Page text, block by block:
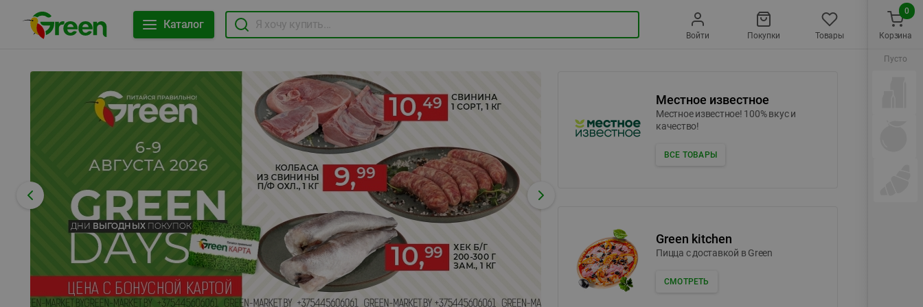
Каталог
Войти Покупки Товары
Местное известное
Местное известное! 100% вкус и
качество!
ВСЕ ТОВАРЫ
Green kitchen
Пицца c доставкой в Green
СМОТРЕТЬ
Корзина
0
Пусто